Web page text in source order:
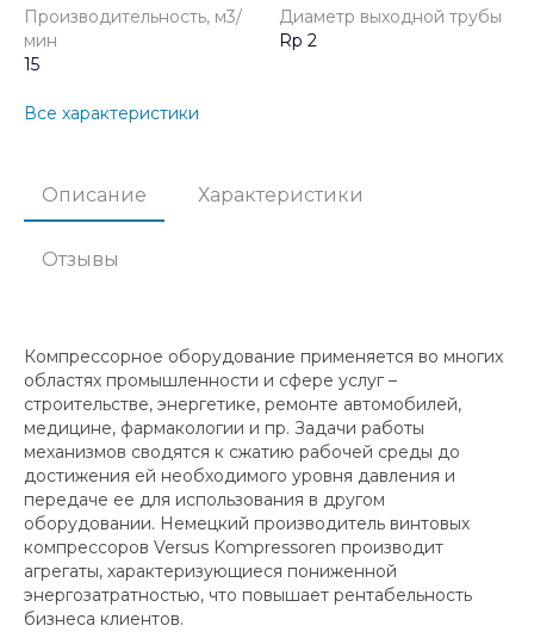
Производительность, м3/
мин
15
Диаметр выходной трубы
Rp 2
Все характеристики
Описание Характеристики
Отзывы
Компрессорное оборудование применяется во многих
областях промышленности и сфере услуг –
строительстве, энергетике, ремонте автомобилей,
медицине, фармакологии и пр. Задачи работы
механизмов сводятся к сжатию рабочей среды до
достижения ей необходимого уровня давления и
передаче ее для использования в другом
оборудовании. Немецкий производитель винтовых
компрессоров Versus Kompressoren производит
агрегаты, характеризующиеся пониженной
энергозатратностью, что повышает рентабельность
бизнеса клиентов.